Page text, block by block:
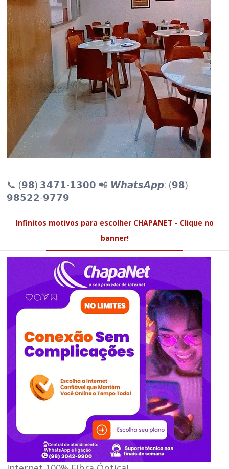
📞 (𝟵𝟴) 𝟯𝟰𝟳𝟭-𝟭𝟯𝟬𝟬 📲 𝙒𝙝𝙖𝙩𝙨𝘼𝙥𝙥: (𝟵𝟴)
𝟵𝟴𝟱𝟮𝟮-𝟵𝟳𝟳𝟵
Infinitos motivos para escolher CHAPANET - Clique no
banner!